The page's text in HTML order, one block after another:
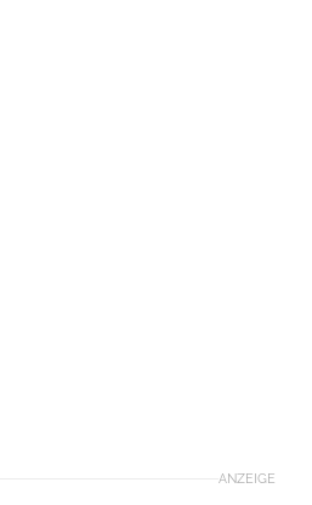
ANZEIGE